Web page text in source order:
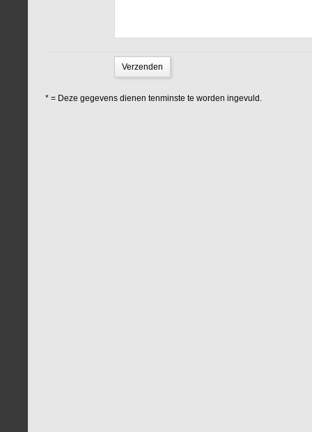
* = Deze gegevens dienen tenminste te worden ingevuld.